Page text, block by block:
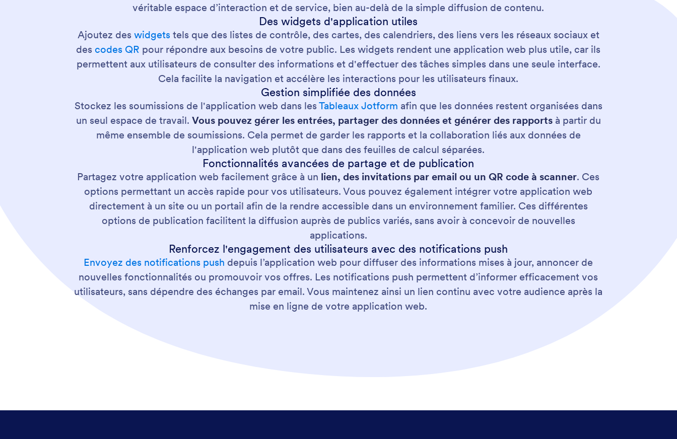
véritable espace d’interaction et de service, bien au-delà de la simple diffusion de contenu.
Des widgets d'application utiles
Ajoutez des widgetstels que des listes de contrôle, des cartes, des calendriers, des liens vers les réseaux sociaux et
des codes QR pour répondre aux besoins de votre public. Les widgets rendent une application web plus utile, car ils
permettent aux utilisateurs de consulter des informations et d'effectuer des tâches simples dans une seule interface.
Cela facilite la navigation et accélère les interactions pour les utilisateurs finaux.
Gestion simplifiée des données
Stockez les soumissions de l'application web dans lesTableaux Jotform afin que les données restent organisées dans
un seul espace de travail. Vous pouvez gérer les entrées, partager des données et générer des rapportsà partir du
même ensemble de soumissions. Cela permet de garder les rapports et la collaboration liés aux données de
l'application web plutôt que dans des feuilles de calcul séparées.
Fonctionnalités avancées de partage et de publication
Partagez votre application web facilement grâce à un lien, des invitations par email ou un QR code à scanner. Ces
options permettant un accès rapide pour vos utilisateurs. Vous pouvez également intégrer votre application web
directement à un site ou un portail afin de la rendre accessible dans un environnement familier. Ces différentes
options de publication facilitent la diffusion auprès de publics variés, sans avoir à concevoir de nouvelles
applications.
Renforcez l'engagement des utilisateurs avec des notifications push
Envoyez des notifications push depuis l’application web pour diffuser des informations mises à jour, annoncer de
nouvelles fonctionnalités ou promouvoir vos offres. Les notifications push permettent d’informer efficacement vos
utilisateurs, sans dépendre des échanges par email. Vous maintenez ainsi un lien continu avec votre audience après la
mise en ligne de votre application web.